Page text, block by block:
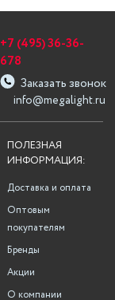
info@megalight.ru
+7 (495) 36-36-
678
Заказать звонок
ПОЛЕЗНАЯ
ИНФОРМАЦИЯ:
Доставка и оплата
Оптовым
покупателям
Бренды
Акции
О компании